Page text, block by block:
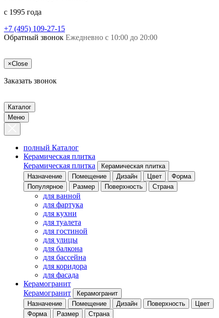
c 1995 года
+7 (495) 109-27-15
Обратный звонок Ежедневно с 10:00 до 20:00
×Close
Заказать звонок
Каталог
Меню
полный Каталог
Керамическая плитка
Керамическая плитка
Керамическая плитка
Назначение
Помещение Дизайн Цвет
Форма
Популярное
Размер Поверхность Страна
для ванной
для фартука
для кухни
для туалета
для гостиной
для улицы
для балкона
для бассейна
для коридора
для фасада
Керамогранит
Керамогранит
Керамогранит
Назначение
Помещение Дизайн Поверхность
Цвет
Форма
Размер Страна